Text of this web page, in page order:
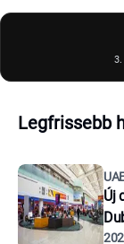
Legfrissebb
Új